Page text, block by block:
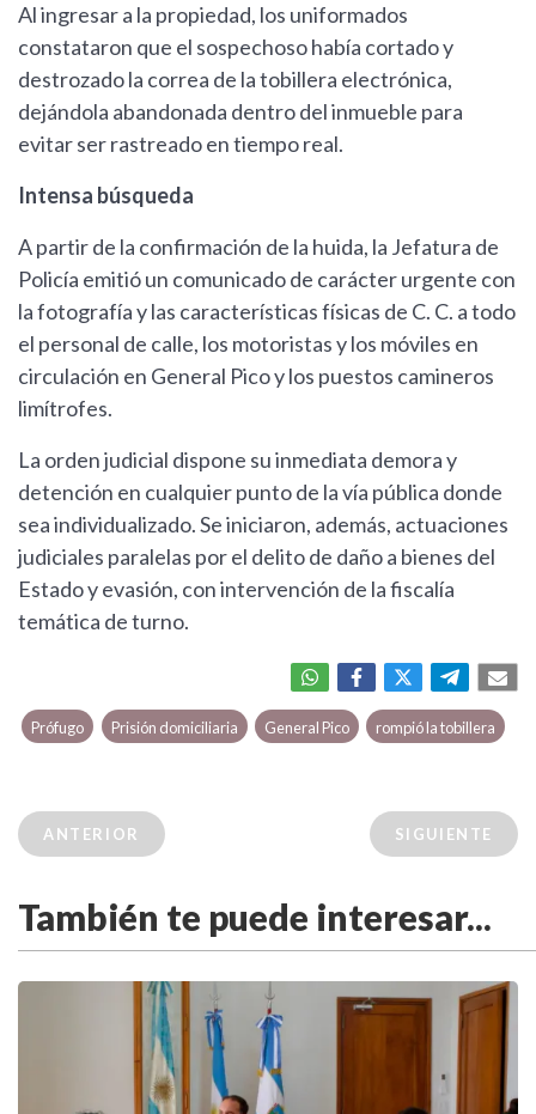
Al ingresar a la propiedad, los uniformados
constataron que el sospechoso había cortado y
destrozado la correa de la tobillera electrónica,
dejándola abandonada dentro del inmueble para
evitar ser rastreado en tiempo real.
Intensa búsqueda
A partir de la confirmación de la huida, la Jefatura de
Policía emitió un comunicado de carácter urgente con
la fotografía y las características físicas de C. C. a todo
el personal de calle, los motoristas y los móviles en
circulación en General Pico y los puestos camineros
limítrofes.
La orden judicial dispone su inmediata demora y
detención en cualquier punto de la vía pública donde
sea individualizado. Se iniciaron, además, actuaciones
judiciales paralelas por el delito de daño a bienes del
Estado y evasión, con intervención de la fiscalía
temática de turno.
Prófugo Prisión domiciliaria General Pico rompió la tobillera
ANTERIOR SIGUIENTE
También te puede interesar...